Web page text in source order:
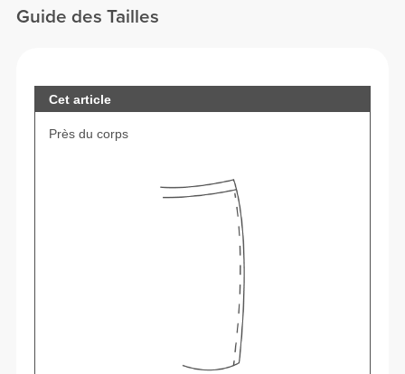
Guide des Tailles
Cet article
Près du corps